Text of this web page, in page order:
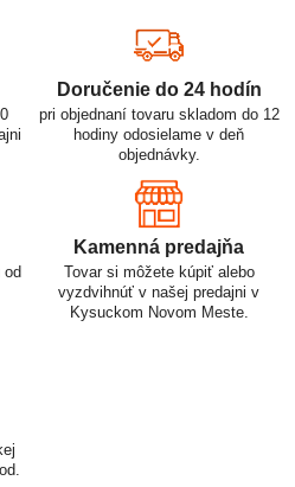
Doručenie do 24 hodín
pri objednaní tovaru skladom do 12
hodiny odosielame v deň
objednávky.
Kamenná predajňa
Tovar si môžete kúpiť alebo
vyzdvihnúť v našej predajni v
Kysuckom Novom Meste.